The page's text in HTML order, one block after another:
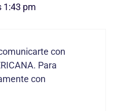
1:43 pm
con
Para
con